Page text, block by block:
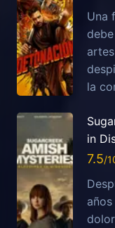
Una
la
in
7.5